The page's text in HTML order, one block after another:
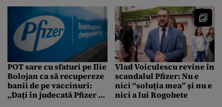
POT sare cu sfaturi pe Ilie
Bolojan ca să recupereze
banii de pe vaccinuri:
„Dați în judecată Pfizer și
Vlad Voiculescu revine în
scandalul Pfizer: Nu e
nici “soluția mea” și nu e
nici a lui Rogobete